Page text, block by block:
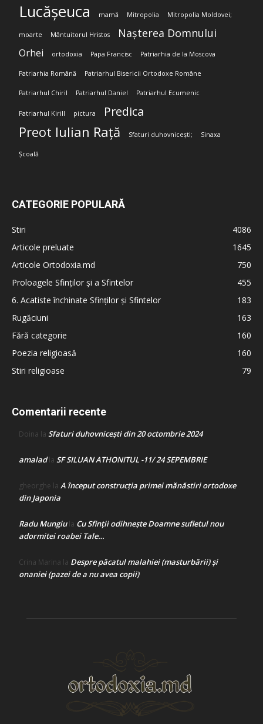
Lucășeuca mamă Mitropolia Mitropolia Moldovei;
moarte Mântuitorul Hristos Nașterea Domnului
Orhei ortodoxia Papa Francisc Patriarhia de la Moscova
Patriarhia Română Patriarhul Bisericii Ortodoxe Române
Patriarhul Chiril Patriarhul Daniel Patriarhul Ecumenic
Patriarhul Kirill pictura Predica
Preot Iulian Rață Sfaturi duhovnicești; Sinaxa
Școală
CATEGORIE POPULARĂ
Stiri
4086
Articole preluate
1645
Articole Ortodoxia.md
750
Proloagele Sfinților și a Sfintelor
455
6. Acatiste închinate Sfinților și Sfintelor
183
Rugăciuni
163
Fără categorie
160
Poezia religioasă
160
Stiri religioase
79
Comentarii recente
Doina la Sfaturi duhovnicești din 20 octombrie 2024
amaladla SF SILUAN ATHONITUL -11/ 24 SEPEMBRIE
gheorghe la A început construcţia primei mănăstiri ortodoxe
din Japonia
Radu Mungiula Cu Sfinții odihnește Doamne sufletul nou
adormitei roabei Tale…
Crina Marina la Despre păcatul malahiei (masturbării) şi
onaniei (pazei de a nu avea copii)